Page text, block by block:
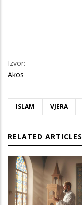
Izvor:
Akos
ISLAM VJERA
RELATED ARTICLES